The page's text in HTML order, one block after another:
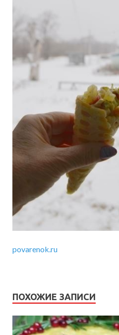
povarenok.ru
ПОХОЖИЕ ЗАПИСИ